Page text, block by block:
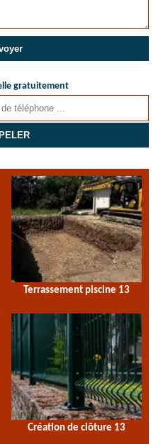
gratuitement
Terrassement piscine 13
Création de clôture 13